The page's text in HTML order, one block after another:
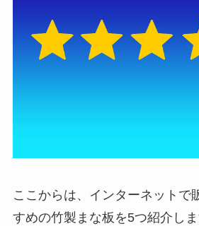
ここからは、インターネットで
すめの竹製まな板を5つ紹介しま